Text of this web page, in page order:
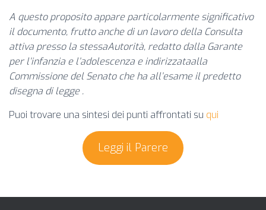
A questo proposito appare particolarmente significativo
il documento, frutto anche di un lavoro della Consulta
attiva presso la stessaAutorità, redatto dalla Garante
per l’infanzia e l’adolescenza e indirizzataalla
Commissione del Senato che ha all’esame il predetto
disegna di legge .
Puoi trovare una sintesi dei punti affrontati su qui
Leggi il Parere